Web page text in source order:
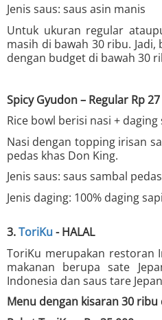
Jenis saus: saus asin manis
Untuk ukuran regular
masih di bawah 30 ribu.
dengan budget di bawah 30
Spicy Gyudon – Regular Rp
Rice bowl berisi nasi + daging
Nasi dengan topping irisan
pedas khas Don King.
Jenis saus: saus sambal pedas
Jenis daging: 100% daging
3.ToriKu - HALAL
ToriKu merupakan restoran
makanan berupa sate
Indonesia dan saus tare
Menu dengan kisaran 30